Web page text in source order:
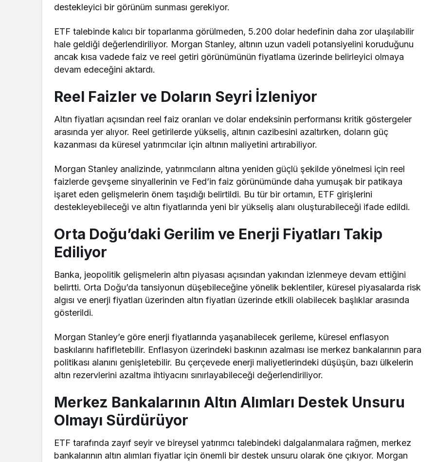
destekleyici bir görünüm sunması gerekiyor.
ETF talebinde kalıcı bir toparlanma görülmeden, 5.200 dolar hedefinin daha zor ulaşılabilir
hale geldiği değerlendiriliyor. Morgan Stanley, altının uzun vadeli potansiyelini koruduğunu
ancak kısa vadede faiz ve reel getiri görünümünün fiyatlama üzerinde belirleyici olmaya
devam edeceğini aktardı.
Reel Faizler ve Doların Seyri İzleniyor
Altın fiyatları açısından reel faiz oranları ve dolar endeksinin performansı kritik göstergeler
arasında yer alıyor. Reel getirilerde yükseliş, altının cazibesini azaltırken, doların güç
kazanması da küresel yatırımcılar için altının maliyetini artırabiliyor.
Morgan Stanley analizinde, yatırımcıların altına yeniden güçlü şekilde yönelmesi için reel
faizlerde gevşeme sinyallerinin ve Fed’in faiz görünümünde daha yumuşak bir patikaya
işaret eden gelişmelerin önem taşıdığı belirtildi. Bu tür bir ortamın, ETF girişlerini
destekleyebileceği ve altın fiyatlarında yeni bir yükseliş alanı oluşturabileceği ifade edildi.
Orta Doğu’daki Gerilim ve Enerji Fiyatları Takip
Ediliyor
Banka, jeopolitik gelişmelerin altın piyasası açısından yakından izlenmeye devam ettiğini
belirtti. Orta Doğu’da tansiyonun düşebileceğine yönelik beklentiler, küresel piyasalarda risk
algısı ve enerji fiyatları üzerinden altın fiyatları üzerinde etkili olabilecek başlıklar arasında
gösterildi.
Morgan Stanley’e göre enerji fiyatlarında yaşanabilecek gerileme, küresel enflasyon
baskılarını hafifletebilir. Enflasyon üzerindeki baskının azalması ise merkez bankalarının para
politikası alanını genişletebilir. Bu çerçevede enerji maliyetlerindeki düşüşün, bazı ülkelerin
altın rezervlerini azaltma ihtiyacını sınırlayabileceği değerlendiriliyor.
Merkez Bankalarının Altın Alımları Destek Unsuru
Olmayı Sürdürüyor
ETF tarafında zayıf seyir ve bireysel yatırımcı talebindeki dalgalanmalara rağmen, merkez
bankalarının altın alımları fiyatlar için önemli bir destek unsuru olarak öne çıkıyor. Morgan